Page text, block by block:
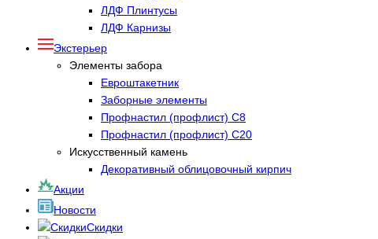
ЛДФ Плинтусы
ЛДФ Карнизы
Экстерьер
Элементы забора
Евроштакетник
Заборные элементы
Профнастил (профлист) С8
Профнастил (профлист) С20
Искусственный камень
Декоративный облицовочный кирпич
Акции
Новости
Скидки